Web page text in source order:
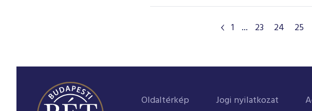
1 ... 23 24 25
Oldaltérkép Jogi nyilatkozat